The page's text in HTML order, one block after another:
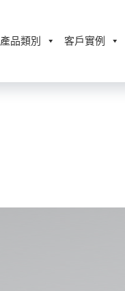
產品類別 客戶實例